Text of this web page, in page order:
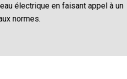
électrique en faisant appel à un
normes.